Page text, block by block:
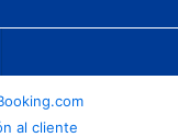
al cliente